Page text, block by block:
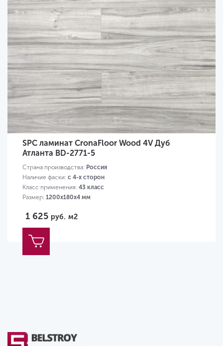
SPC ламинат CronaFloor Wood 4V Дуб
Атланта BD-2771-5
Страна производства: Россия
Наличие фаски: с 4-х сторон
Класс применения: 43 класс
Размер: 1200х180х4 мм
1 625 руб. м2